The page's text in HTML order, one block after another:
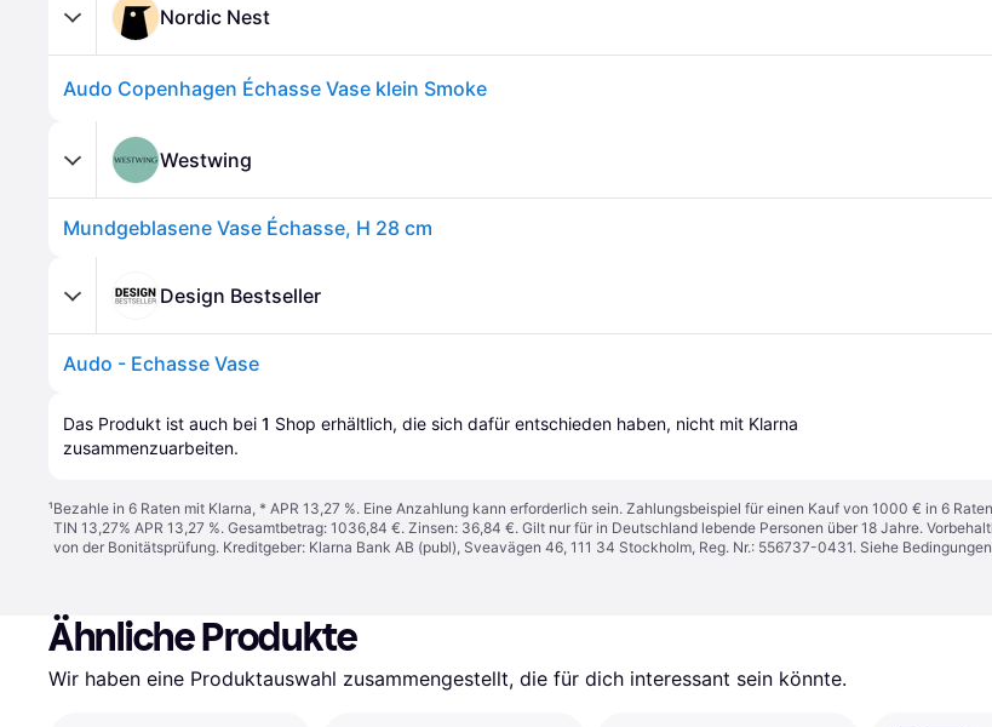
Nordic Nest
Audo Copenhagen Échasse Vase klein Smoke
Westwing
Mundgeblasene Vase Échasse, H 28 cm
Design Bestseller
Audo - Echasse Vase
Das Produkt ist auch bei 1 Shop erhältlich, die sich dafür entschieden haben, nicht mit Klarna
zusammenzuarbeiten.
¹Bezahle in 6 Raten mit Klarna, * APR 13,27 %. Eine Anzahlung kann erforderlich sein. Zahlungsbeispiel für einen Kauf von 1000 € in 6
TIN 13,27% APR 13,27 %. Gesamtbetrag: 1036,84 €. Zinsen: 36,84 €. Gilt nur für in Deutschland lebende Personen über 18 Jahre.
von der Bonitätsprüfung. Kreditgeber: Klarna Bank AB (publ), Sveavägen 46, 111 34 Stockholm, Reg. Nr.: 556737-0431. Siehe
Ähnliche Produkte
Wir haben eine Produktauswahl zusammengestellt, die für dich interessant sein könnte.